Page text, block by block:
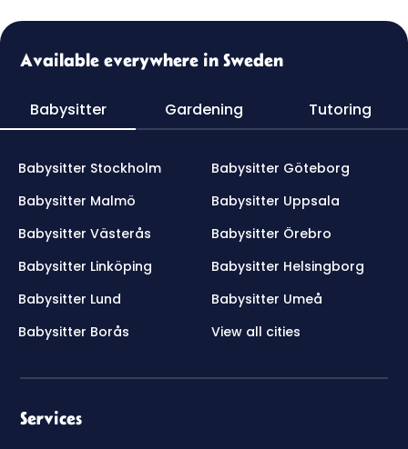
Available everywhere in Sweden
Babysitter Gardening Tutoring
Babysitter Stockholm
Babysitter Göteborg
Babysitter Malmö
Babysitter Uppsala
Babysitter Västerås
Babysitter Örebro
Babysitter Linköping
Babysitter Helsingborg
Babysitter Lund
Babysitter Umeå
Babysitter Borås
View all cities
Services